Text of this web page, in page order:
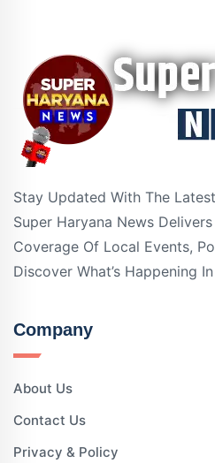
Stay Updated With The
Super Haryana News
Coverage Of Local Events,
Discover What’s Happening
Company
About Us
Contact Us
Privacy & Policy